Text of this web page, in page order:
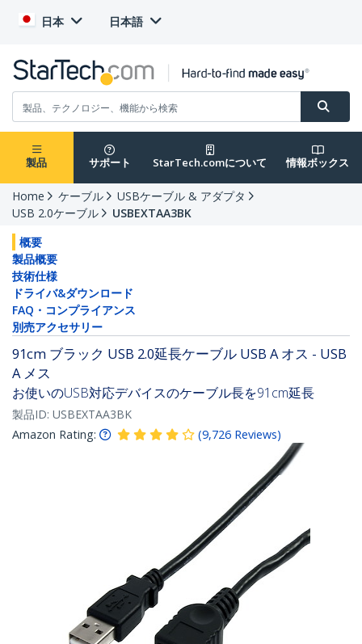
日本 日本語
製品 サポート StarTech.comについて 情報ボックス
Home ケーブル
USBケーブル & アダプタ
USB 2.0ケーブル
USBEXTAA3BK
概要
製品概要
技術仕様
ドライバ&ダウンロード
FAQ・コンプライアンス
別売アクセサリー
91cm ブラック USB 2.0延長ケーブル USB A オス - USB
A メス
お使いのUSB対応デバイスのケーブル長を91cm延長
製品ID: USBEXTAA3BK
Amazon Rating:
(9,726 Reviews)